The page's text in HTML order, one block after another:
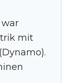
war
mit